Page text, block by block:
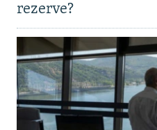
rezerve?